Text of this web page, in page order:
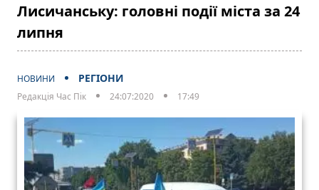
Лисичанську: головні події міста за 24
липня
НОВИНИ РЕГІОНИ
Редакція Час Пік 24:07:2020 17:49